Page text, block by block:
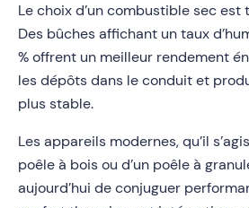
Le choix d’un combustible sec
Des bûches affichant un taux
% offrent un meilleur rendement
les dépôts dans le conduit et
plus stable.
Les appareils modernes, qu’il
poêle à bois ou d’un poêle à
aujourd’hui de conjuguer